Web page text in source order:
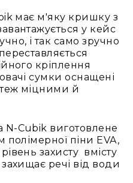
має м'яку кришку з
у кейс
і так само зручно
кріплення
сумки оснащені
міцними й
Cubik виготовлене
полімерної піни EVA,
захисту вмісту
речі від води